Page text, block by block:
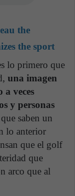
the
the sport
lo primero que
una imagen
a veces
y personas
saben un
lo anterior
que el golf
que
arco que al